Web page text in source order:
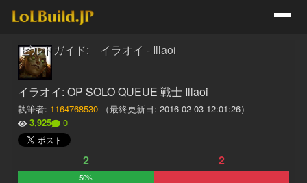
ビルドガイド: イラオイ - Illaoi
イラオイ: OP SOLO QUEUE 戦士 Illaoi
執筆者: 1164768530 （最終更新日: 2016-02-03 12:01:26）
3,925
0
2 2
50%